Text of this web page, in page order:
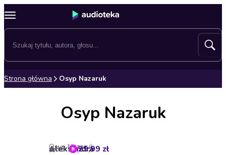
Strona główna Osyp Nazaruk
Osyp Nazaruk
Aleksandra
Osyp Nazaruk
3.3 29,99 zł